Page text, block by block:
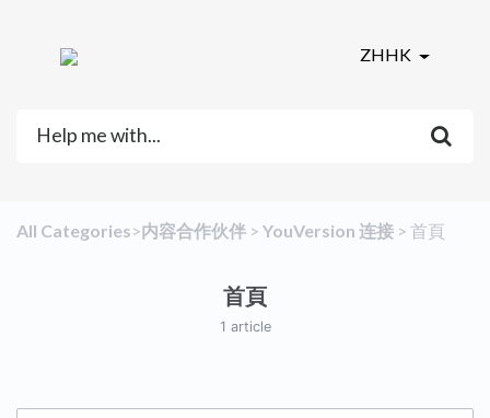
ZHHK
All Categories​>​​内容合作伙伴 ​ > ​ ​YouVersion 连接 ​ > ​ ​首頁
首頁
1 article